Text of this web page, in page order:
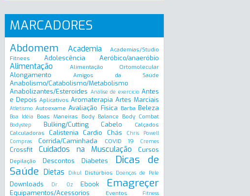
MARCADORES
Abdomem Academia
Academias/Studio
Fitnees
Adolescência Aeróbico/anaeróbio
Alimentação Alimentação Ortomolecular
Alongamento Amigos da Saúde
Anabolismo/Catabolismo/Metabolismo
Anabolizantes/Esteroides Análise de exercício Antes
e Depois Aplicativos Aromaterapia Artes Marciais
Atletismo Autoexame Avaliação Fisica Barba Beleza
Boa Idéia Boas Maneiras Body Balance Body Combat
Bodystep Bulking/Cutting Cabelo
Calçados
Calculadoras
Calistenia Cardio Chás
Chris Powell
Compras
Corrida/Caminhada COVID 19 Cremes
Crossfit Cuidados na Musculação Cursos
Depilação Descontos Diabetes
Dicas de
Saúde Dietas Dikul Distúrbios Doenças de Pele
Downloads Dr. Oz Ebook Emagreçer
Equipamentos/Acessorios Eventos
Fitness